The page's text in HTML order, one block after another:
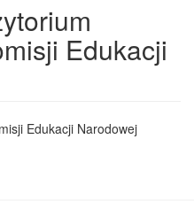
Edukacji
Edukacji Narodowej